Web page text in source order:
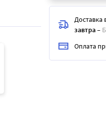
Доставка
завтра–
Оплата